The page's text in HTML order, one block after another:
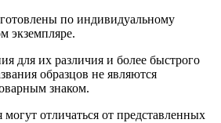
по индивидуальному
экземпляре.
для их различия и более быстрого
образцов не являются
знаком.
отличаться от представленных